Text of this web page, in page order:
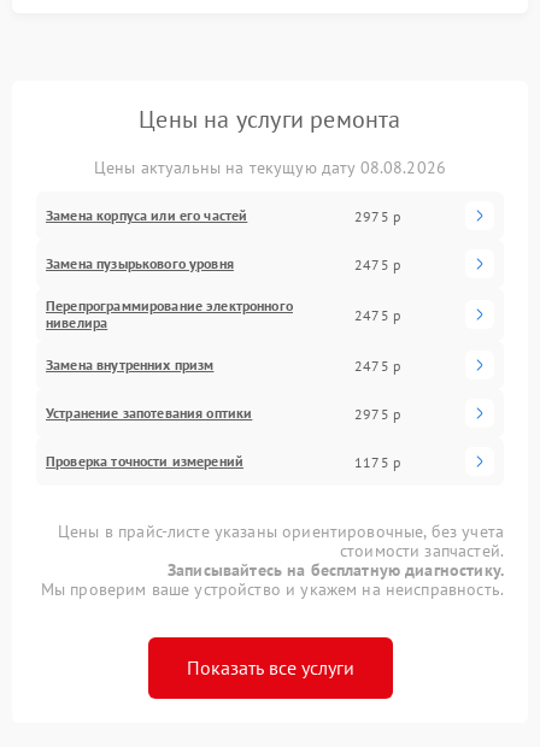
Цены на услуги ремонта
Цены актуальны на текущую дату 08.08.2026
Замена корпуса или его частей 2975 р
Замена пузырькового уровня 2475 р
Перепрограммирование электронного
нивелира
2475 р
Замена внутренних призм 2475 р
Устранение запотевания оптики 2975 р
Проверка точности измерений 1175 р
Цены в прайс-листе указаны ориентировочные, без учета
стоимости запчастей.
Записывайтесь на бесплатную диагностику.
Мы проверим ваше устройство и укажем на неисправность.
Показать все услуги